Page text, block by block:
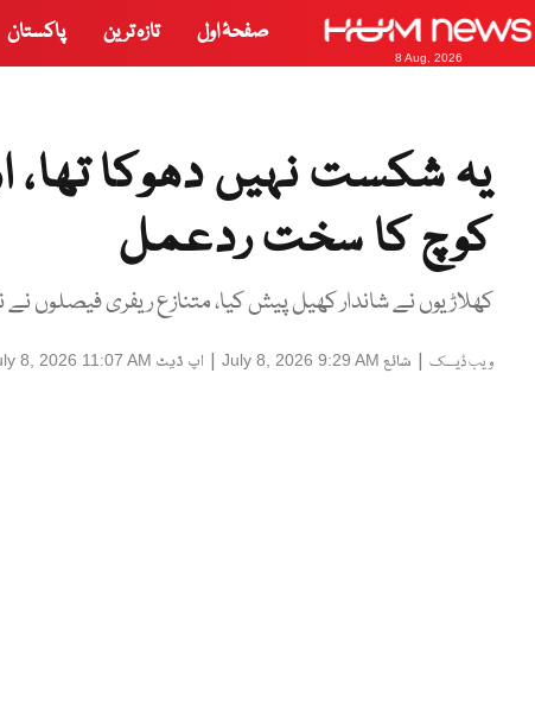
8 Aug, 2026
صفحۂ اول تازہ ترین پاکستان
یہ شکست نہیں دھوکا
کوچ کا سخت ردعمل
کھلاڑیوں نے شاندار کھیل پیش کیا، متنازع ریفری فیصلوں نے
ویب ڈیسک | شائع July 8, 2026 9:29 AM
| اپ ڈیٹ 8, 2026 11:07 AM